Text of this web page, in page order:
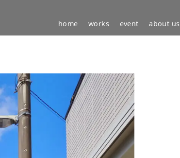
home works event about us